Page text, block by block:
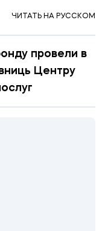
ЧИТАТЬ НА РУССКОМ
провели в
Центру